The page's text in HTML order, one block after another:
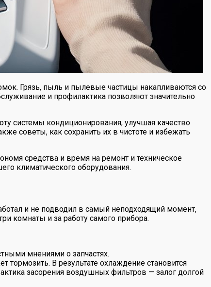
Грязь, пыль и пылевые частицы накапливаются со
и профилактика позволяют значительно
системы кондиционирования, улучшая качество
советы, как сохранить их в чистоте и избежать
средства и время на ремонт и техническое
климатического оборудования.
и не подводил в самый неподходящий момент,
комнаты и за работу самого прибора.
мнениями о запчастях.
тормозить. В результате охлаждение становится
засорения воздушных фильтров — залог долгой